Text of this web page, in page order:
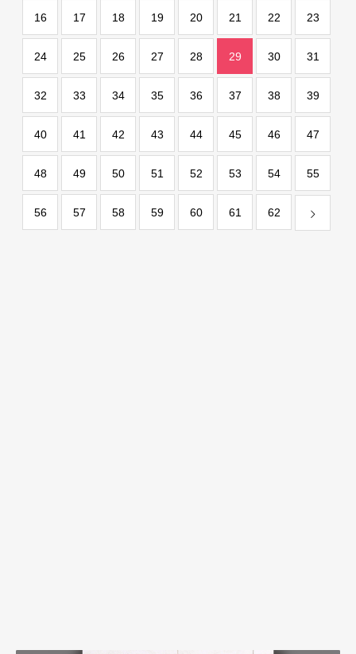
16 17 18 19 20 21 22 23
24 25 26 27 28 29 30 31
32 33 34 35 36 37 38 39
40 41 42 43 44 45 46 47
48 49 50 51 52 53 54 55
56 57 58 59 60 61 62